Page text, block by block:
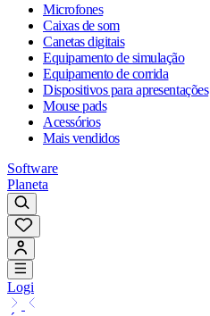
Microfones
Caixas de som
Canetas digitais
Equipamento de simulação
Equipamento de corrida
Dispositivos para apresentações
Mouse pads
Acessórios
Mais vendidos
Software
Planeta
Logi